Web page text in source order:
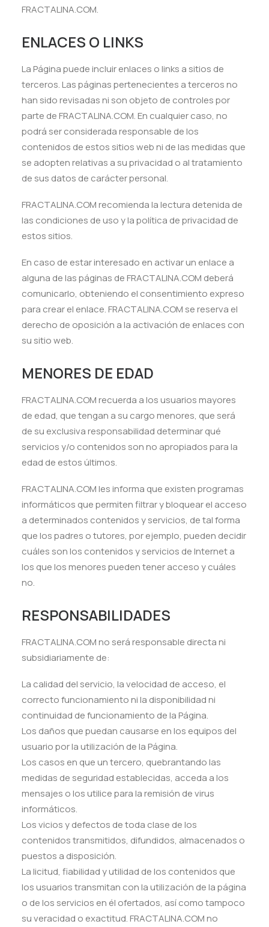
FRACTALINA.COM.
ENLACES O LINKS
La Página puede incluir enlaces o links a sitios de
terceros. Las páginas pertenecientes a terceros no
han sido revisadas ni son objeto de controles por
parte de FRACTALINA.COM. En cualquier caso, no
podrá ser considerada responsable de los
contenidos de estos sitios web ni de las medidas que
se adopten relativas a su privacidad o al tratamiento
de sus datos de carácter personal.
FRACTALINA.COM recomienda la lectura detenida de
las condiciones de uso y la política de privacidad de
estos sitios.
En caso de estar interesado en activar un enlace a
alguna de las páginas de FRACTALINA.COM deberá
comunicarlo, obteniendo el consentimiento expreso
para crear el enlace. FRACTALINA.COM se reserva el
derecho de oposición a la activación de enlaces con
su sitio web.
MENORES DE EDAD
FRACTALINA.COM recuerda a los usuarios mayores
de edad, que tengan a su cargo menores, que será
de su exclusiva responsabilidad determinar qué
servicios y/o contenidos son no apropiados para la
edad de estos últimos.
FRACTALINA.COM les informa que existen programas
informáticos que permiten filtrar y bloquear el acceso
a determinados contenidos y servicios, de tal forma
que los padres o tutores, por ejemplo, pueden decidir
cuáles son los contenidos y servicios de Internet a
los que los menores pueden tener acceso y cuáles
no.
RESPONSABILIDADES
FRACTALINA.COM no será responsable directa ni
subsidiariamente de:
La calidad del servicio, la velocidad de acceso, el
correcto funcionamiento ni la disponibilidad ni
continuidad de funcionamiento de la Página.
Los daños que puedan causarse en los equipos del
usuario por la utilización de la Página.
Los casos en que un tercero, quebrantando las
medidas de seguridad establecidas, acceda a los
mensajes o los utilice para la remisión de virus
informáticos.
Los vicios y defectos de toda clase de los
contenidos transmitidos, difundidos, almacenados o
puestos a disposición.
La licitud, fiabilidad y utilidad de los contenidos que
los usuarios transmitan con la utilización de la página
o de los servicios en él ofertados, así como tampoco
su veracidad o exactitud. FRACTALINA.COM no